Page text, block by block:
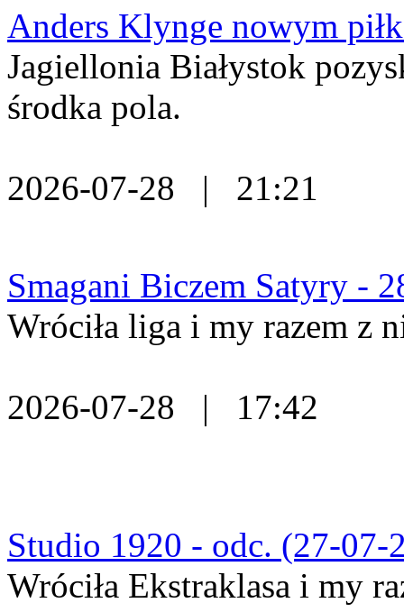
Anders Klynge nowym
Jagiellonia Białystok
środka pola.
2026-07-28 | 21:21
Smagani Biczem Satyry -
Wróciła liga i my razem z
2026-07-28 | 17:42
Studio 1920 - odc. (27-07-
Wróciła Ekstraklasa i my